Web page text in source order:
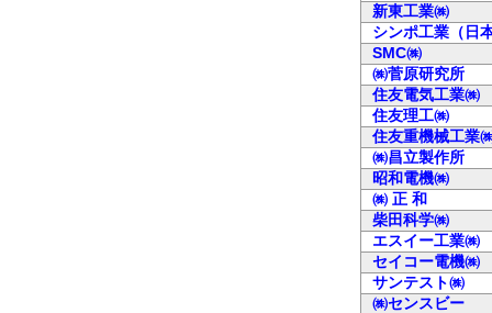
新東工業㈱
シンポ工業（日
SMC㈱
㈱菅原研究所
住友電気工業㈱
住友理工㈱
住友重機械工業
㈱昌立製作所
昭和電機㈱
㈱ 正 和
柴田科学㈱
エスイー工業㈱
セイコー電機㈱
サンテスト㈱
㈱センスビー